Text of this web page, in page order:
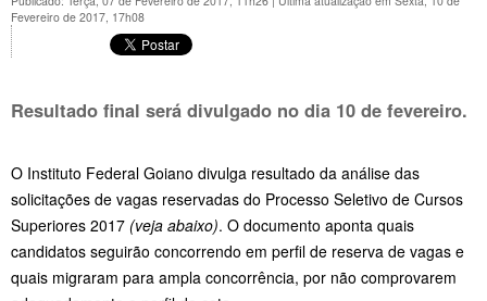
Fevereiro de 2017, 17h08
Resultado final será divulgado no dia 10 de fevereiro.
O Instituto Federal Goiano divulga resultado da análise das
solicitações de vagas reservadas do Processo Seletivo de Cursos
Superiores 2017 (veja abaixo). O documento aponta quais
candidatos seguirão concorrendo em perfil de reserva de vagas e
quais migraram para ampla concorrência, por não comprovarem